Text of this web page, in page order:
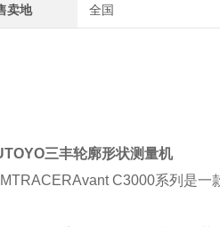
卖地 全国
三丰轮廓形状测量机
C3000系列是一